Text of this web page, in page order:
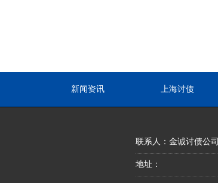
新闻资讯 上海讨债
联系人：金诚讨债公司
地址：